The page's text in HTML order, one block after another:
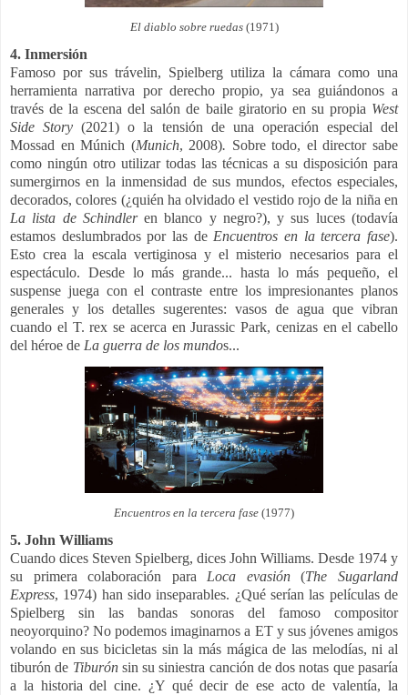
El diablo sobre ruedas(1971)
4. Inmersión
Famoso por sus trávelin, Spielberg utiliza la cámara como una
herramienta narrativa por derecho propio, ya sea guiándonos a
través de la escena del salón de baile giratorio en su propia West
Side Story (2021) o la tensión de una operación especial del
Mossad en Múnich (Munich, 2008). Sobre todo, el director sabe
como ningún otro utilizar todas las técnicas a su disposición para
sumergirnos en la inmensidad de sus mundos, efectos especiales,
decorados, colores (¿quién ha olvidado el vestido rojo de la niña en
La lista de Schindleren blanco y negro?), y sus luces (todavía
estamos deslumbrados por las de Encuentros en la tercera fase).
Esto crea la escala vertiginosa y el misterio necesarios para el
espectáculo. Desde lo más grande... hasta lo más pequeño, el
suspense juega con el contraste entre los impresionantes planos
generales y los detalles sugerentes: vasos de agua que vibran
cuando el T. rex se acerca en Jurassic Park, cenizas en el cabello
del héroe de La guerra de los mundos...
Encuentros en la tercera fase (1977)
5. John Williams
Cuando dices Steven Spielberg, dices John Williams. Desde 1974 y
su primera colaboración para Loca evasión(The Sugarland
Express, 1974) han sido inseparables. ¿Qué serían las películas de
Spielberg sin las bandas sonoras del famoso compositor
neoyorquino? No podemos imaginarnos a ET y sus jóvenes amigos
volando en sus bicicletas sin la más mágica de las melodías, ni al
tiburón de Tiburón sin su siniestra canción de dos notas que pasaría
a la historia del cine. ¿Y qué decir de ese acto de valentía, la